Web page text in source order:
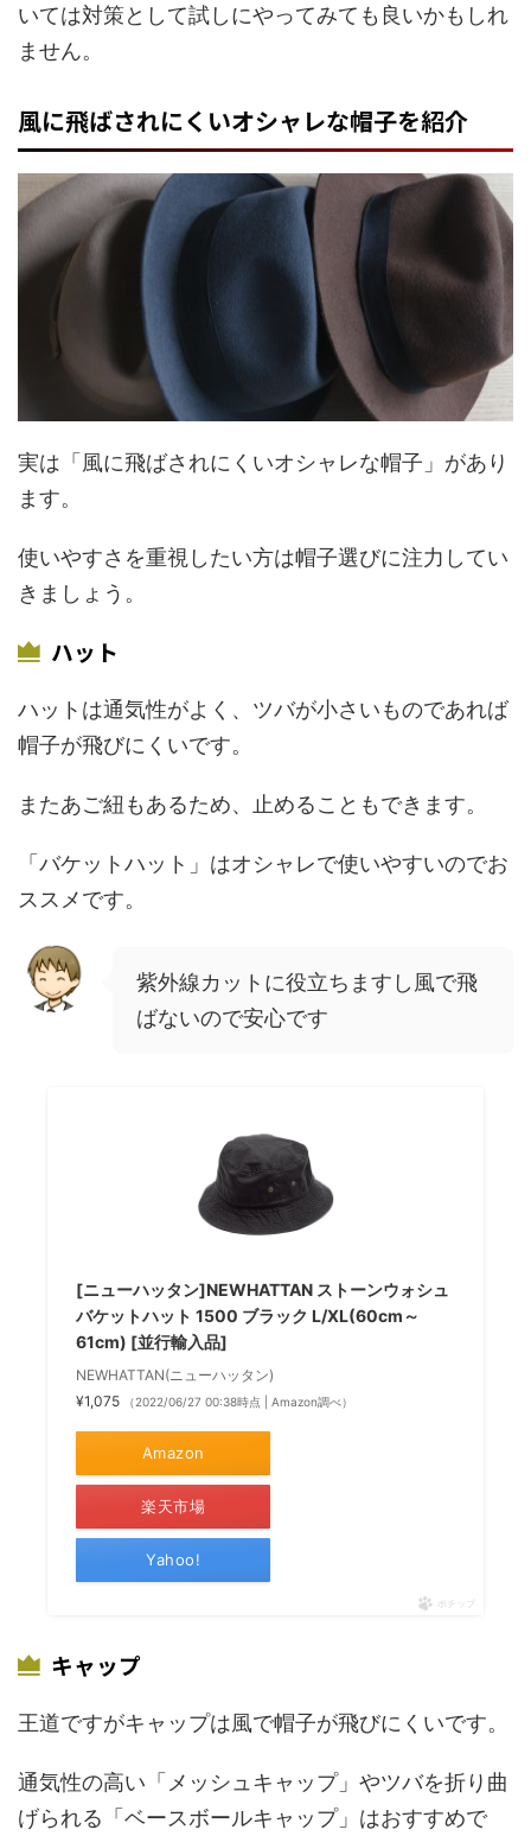
いては対策として試しにやってみても良いかもしれ
ません。
風に飛ばされにくいオシャレな帽子を紹介
実は「風に飛ばされにくいオシャレな帽子」があり
ます。
使いやすさを重視したい方は帽子選びに注力してい
きましょう。
ハット
ハットは通気性がよく、ツバが小さいものであれば
帽子が飛びにくいです。
またあご紐もあるため、止めることもできます。
「バケットハット」はオシャレで使いやすいのでお
ススメです。
紫外線カットに役立ちますし風で飛
ばないので安心です
[ニューハッタン]NEWHATTAN ストーンウォシュ
バケットハット 1500 ブラック L/XL(60cm～
61cm) [並行輸入品]
NEWHATTAN(ニューハッタン)
¥1,075
（2022/06/27 00:38時点 | Amazon調べ）
Amazon
楽天市場
Yahoo!
ポチップ
キャップ
王道ですがキャップは風で帽子が飛びにくいです。
通気性の高い「メッシュキャップ」やツバを折り曲
げられる「ベースボールキャップ」はおすすめで